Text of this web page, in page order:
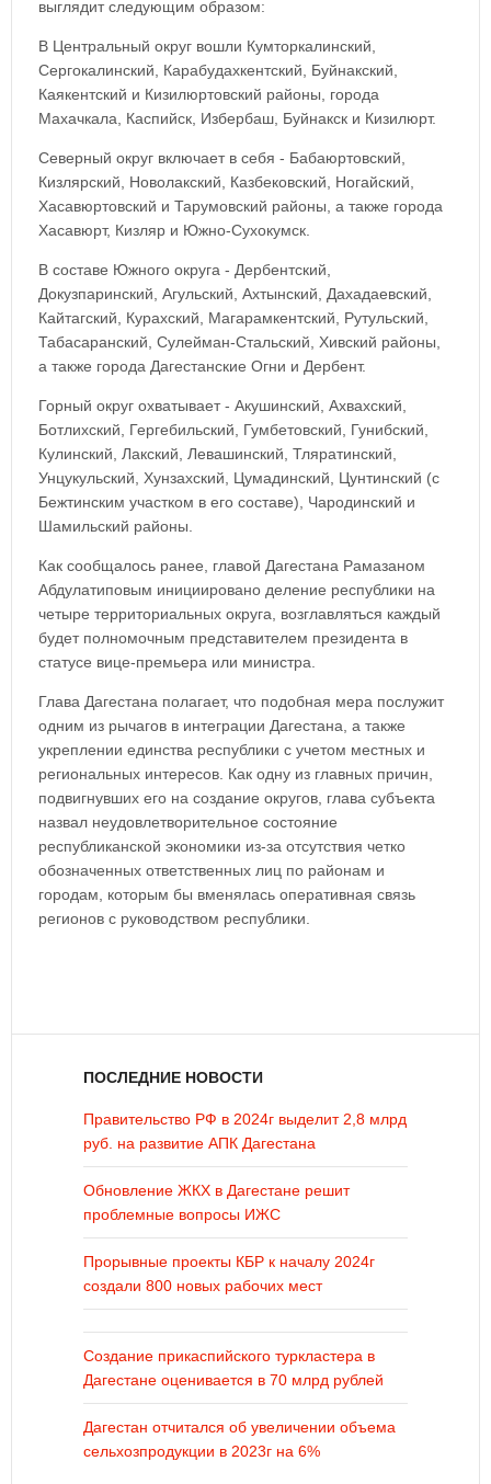
выглядит следующим образом:
В Центральный округ вошли Кумторкалинский,
Сергокалинский, Карабудахкентский, Буйнакский,
Каякентский и Кизилюртовский районы, города
Махачкала, Каспийск, Избербаш, Буйнакск и Кизилюрт.
Северный округ включает в себя - Бабаюртовский,
Кизлярский, Новолакский, Казбековский, Ногайский,
Хасавюртовский и Тарумовский районы, а также города
Хасавюрт, Кизляр и Южно-Сухокумск.
В составе Южного округа - Дербентский,
Докузпаринский, Агульский, Ахтынский, Дахадаевский,
Кайтагский, Курахский, Магарамкентский, Рутульский,
Табасаранский, Сулейман-Стальский, Хивский районы,
а также города Дагестанские Огни и Дербент.
Горный округ охватывает - Акушинский, Ахвахский,
Ботлихский, Гергебильский, Гумбетовский, Гунибский,
Кулинский, Лакский, Левашинский, Тляратинский,
Унцукульский, Хунзахский, Цумадинский, Цунтинский (с
Бежтинским участком в его составе), Чародинский и
Шамильский районы.
Как сообщалось ранее, главой Дагестана Рамазаном
Абдулатиповым инициировано деление республики на
четыре территориальных округа, возглавляться каждый
будет полномочным представителем президента в
статусе вице-премьера или министра.
Глава Дагестана полагает, что подобная мера послужит
одним из рычагов в интеграции Дагестана, а также
укреплении единства республики с учетом местных и
региональных интересов. Как одну из главных причин,
подвигнувших его на создание округов, глава субъекта
назвал неудовлетворительное состояние
республиканской экономики из-за отсутствия четко
обозначенных ответственных лиц по районам и
городам, которым бы вменялась оперативная связь
регионов с руководством республики.
ПОСЛЕДНИЕ НОВОСТИ
Правительство РФ в 2024г выделит 2,8 млрд
руб. на развитие АПК Дагестана
Обновление ЖКХ в Дагестане решит
проблемные вопросы ИЖС
Прорывные проекты КБР к началу 2024г
создали 800 новых рабочих мест
Создание прикаспийского туркластера в
Дагестане оценивается в 70 млрд рублей
Дагестан отчитался об увеличении объема
сельхозпродукции в 2023г на 6%